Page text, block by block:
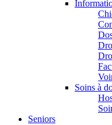
Soins à
Seniors